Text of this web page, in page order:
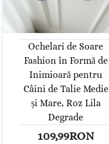
Ochelari de Soare
Fashion în Formă de
Inimioară pentru
Câini de Talie Medie
și Mare, Roz Lila
Degrade
109,99RON